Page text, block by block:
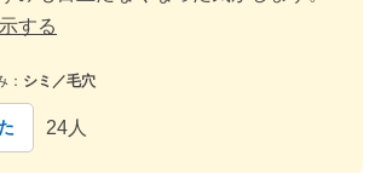
する
シミ／毛穴
24 人